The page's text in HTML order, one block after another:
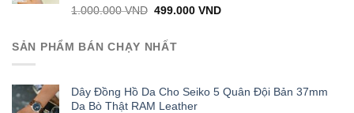
1.000.000VND Original
was:
1.000.000 VND.
499.000VNDCurrent
SẢN PHẨM BÁN CHẠY NHẤT
Dây Đồng Hồ Da Cho Seiko 5 Quân Đội Bản 37mm
Da Bò Thật RAM Leather